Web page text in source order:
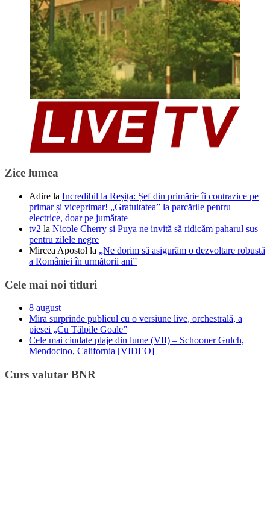
Zice lumea
Adire la Incredibil la Reșița: Șef din primărie îi contrazice pe
primar și viceprimar! „Gratuitatea” la parcările pentru
electrice, doar pe jumătate
tv2 la Nicole Cherry și Puya ne invită să ridicăm paharul sus
pentru zilele negre
Mircea Apostol la „Ne dorim să asigurăm o dezvoltare robustă
a României în următorii ani”
Cele mai noi titluri
8 august
Mira surprinde publicul cu o versiune live, orchestrală, a
piesei „Cu Tălpile Goale”
Cele mai ciudate plaje din lume (VII) – Schooner Gulch,
Mendocino, California [VIDEO]
Curs valutar BNR